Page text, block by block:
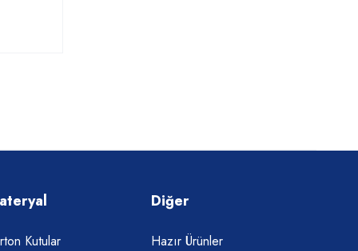
Kutular
Diğer
Hazır Ürünler